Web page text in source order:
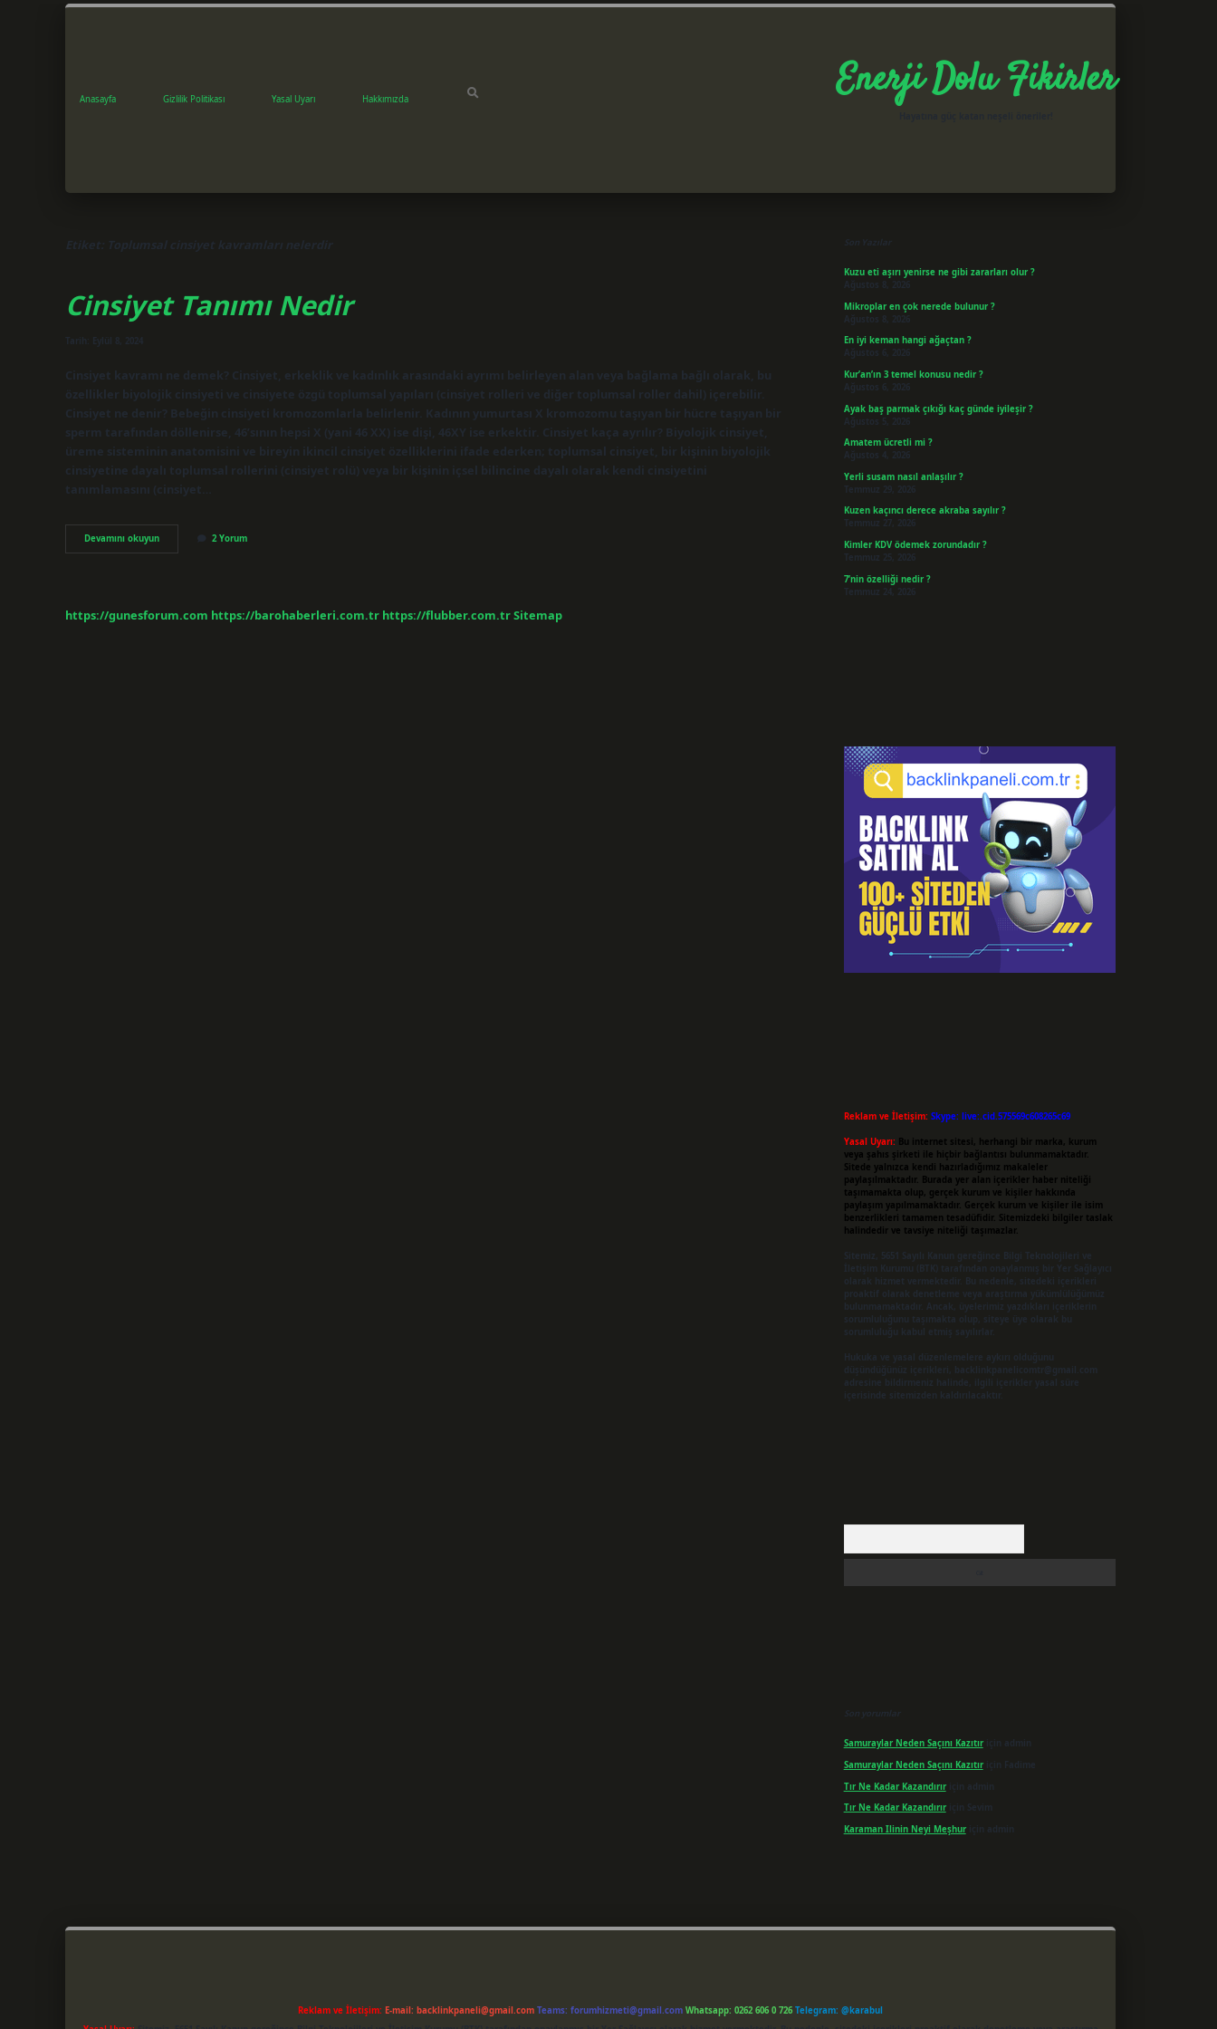
Anasayfa Gizlilik Politikası Yasal Uyarı Hakkımızda Enerji Dolu Fikirler
Etiket: Toplumsal cinsiyet kavramları nelerdir
Cinsiyet Tanımı Nedir
Tarih: Eylül 8, 2024
Cinsiyet kavramı ne demek? Cinsiyet, erkeklik ve kadınlık arasındaki ayrımı belirleyen alan veya bağlama bağlı olarak, bu
özellikler biyolojik cinsiyeti ve cinsiyete özgü toplumsal yapıları (cinsiyet rolleri ve diğer toplumsal roller dahil) içerebilir.
Cinsiyet ne denir? Bebeğin cinsiyeti kromozomlarla belirlenir. Kadının yumurtası X kromozomu taşıyan bir hücre taşıyan bir
sperm tarafından döllenirse, 46’sının hepsi X (yani 46 XX) ise dişi, 46XY ise erkektir. Cinsiyet kaça ayrılır? Biyolojik cinsiyet,
üreme sisteminin anatomisini ve bireyin ikincil cinsiyet özelliklerini ifade ederken; toplumsal cinsiyet, bir kişinin biyolojik
cinsiyetine dayalı toplumsal rollerini (cinsiyet rolü) veya bir kişinin içsel bilincine dayalı olarak kendi cinsiyetini
tanımlamasını (cinsiyet…
Devamını okuyunCinsiyet
Tanımı
2 Yorum
https://gunesforum.com https://barohaberleri.com.tr https://flubber.com.trSitemap
Son Yazılar
Kuzu eti aşırı yenirse ne gibi zararları olur ?
Ağustos 8, 2026
Mikroplar en çok nerede bulunur ?
Ağustos 8, 2026
En iyi keman hangi ağaçtan ?
Ağustos 6, 2026
Kur’an’ın 3 temel konusu nedir ?
Ağustos 6, 2026
Ayak baş parmak çıkığı kaç günde iyileşir ?
Ağustos 5, 2026
Amatem ücretli mi ?
Ağustos 4, 2026
Yerli susam nasıl anlaşılır ?
Temmuz 29, 2026
Kuzen kaçıncı derece akraba sayılır ?
Temmuz 27, 2026
Kimler KDV ödemek zorundadır ?
Temmuz 25, 2026
7’nin özelliği nedir ?
Temmuz 24, 2026
Reklam ve İletişim: Skype: live:.cid.575569c608265c69
Yasal Uyarı: Bu internet sitesi, herhangi bir marka, kurum
veya şahıs şirketi ile hiçbir bağlantısı bulunmamaktadır.
Sitede yalnızca kendi hazırladığımız makaleler
paylaşılmaktadır. Burada yer alan içerikler haber niteliği
taşımamakta olup, gerçek kurum ve kişiler hakkında
paylaşım yapılmamaktadır. Gerçek kurum ve kişiler ile isim
benzerlikleri tamamen tesadüfidir. Sitemizdeki bilgiler taslak
halindedir ve tavsiye niteliği taşımazlar.
Sitemiz, 5651 Sayılı Kanun gereğince Bilgi Teknolojileri ve
İletişim Kurumu (BTK) tarafından onaylanmış bir Yer Sağlayıcı
olarak hizmet vermektedir. Bu nedenle, sitedeki içerikleri
proaktif olarak denetleme veya araştırma yükümlülüğümüz
bulunmamaktadır. Ancak, üyelerimiz yazdıkları içeriklerin
sorumluluğunu taşımakta olup, siteye üye olarak bu
sorumluluğu kabul etmiş sayılırlar.
Hukuka ve yasal düzenlemelere aykırı olduğunu
düşündüğünüz içerikleri,
backlinkpanelicomtr@gmail.com
adresine bildirmeniz halinde, ilgili içerikler yasal süre
içerisinde sitemizden kaldırılacaktır.
Son yorumlar
Samuraylar Neden Saçını Kazıtıriçin admin
Samuraylar Neden Saçını Kazıtıriçin Fadime
Tır Ne Kadar Kazandırıriçin admin
Tır Ne Kadar Kazandırıriçin Sevim
Karaman Ilinin Neyi Meşhuriçin admin
Reklam ve İletişim: E-mail: backlinkpaneli@gmail.com Teams: forumhizmeti@gmail.com Whatsapp: 0262 606 0 726 Telegram: @karabul